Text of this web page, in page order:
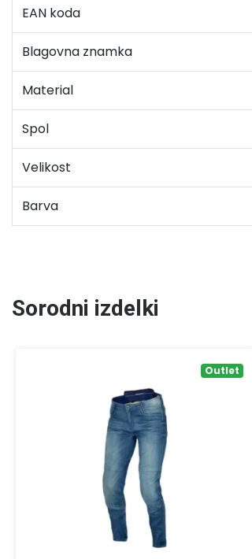
EAN koda
Blagovna znamka
Material
Spol
Velikost
Barva
Sorodni izdelki
Outlet